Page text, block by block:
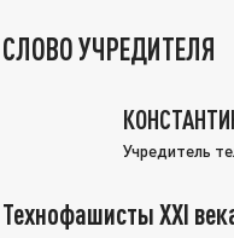
СЛОВО УЧРЕДИТЕЛЯ
Учредитель
Технофашисты XXI